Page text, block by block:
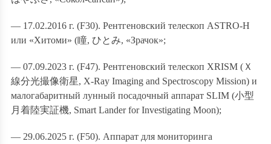
— 17.02.2016 г. (F30). Рентгеновский телескоп ASTRO-H
или «Хитоми» (瞳, ひとみ, «Зрачок»;
— 07.09.2023 г. (F47). Рентгеновский телескоп XRISM (Ｘ
線分光撮像衛星, X-Ray Imaging and Spectroscopy Mission) и
малогабаритный лунный посадочный аппарат SLIM (小型
月着陸実証機, Smart Lander for Investigating Moon);
— 29.06.2025 г. (F50). Аппарат для мониторинга